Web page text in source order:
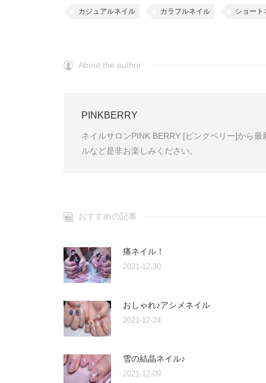
カジュアルネイル カラフルネイル ショート
About the author
PINKBERRY
ネイルサロンPINK BERRY [ピンクベリー]から
ルなど是非お楽しみください。
おすすめの記事
痛ネイル！
2021-12-30
おしゃれ♪アシメネイル
2021-12-24
雪の結晶ネイル♪
2021-12-09